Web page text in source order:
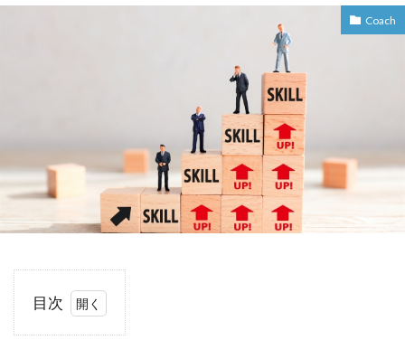
Coach
目次